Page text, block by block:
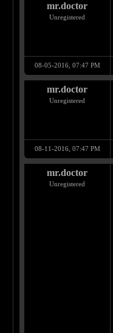
mr.doctor
Unregistered
08-05-2016, 07:47 PM
mr.doctor
Unregistered
08-11-2016, 07:47 PM
mr.doctor
Unregistered